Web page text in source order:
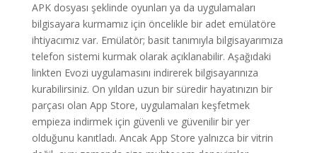
APK dosyası şeklinde oyunları ya da uygulamaları
bilgisayara kurmamız için öncelikle bir adet emülatöre
ihtiyacımız var. Emülatör; basit tanımıyla bilgisayarımıza
telefon sistemi kurmak olarak açıklanabilir. Aşağıdaki
linkten Evozi uygulamasını indirerek bilgisayarınıza
kurabilirsiniz. On yıldan uzun bir süredir hayatınızın bir
parçası olan App Store, uygulamaları keşfetmek
empieza indirmek için güvenli ve güvenilir bir yer
olduğunu kanıtladı. Ancak App Store yalnızca bir vitrin